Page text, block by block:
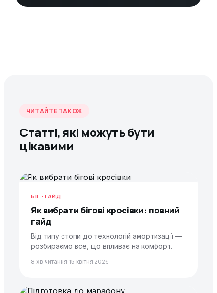
ЧИТАЙТЕ ТАКОЖ
Статті, які можуть бути
цікавими
БІГ · ГАЙД
Як вибрати бігові кросівки: повний
гайд
Від типу стопи до технологій амортизації —
розбираємо все, що впливає на комфорт.
8 хв читання·15 квітня 2026